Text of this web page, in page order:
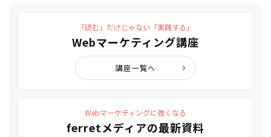
「読む」だけじゃない「実践する」
Webマーケティング講座
講座一覧へ
Webマーケティングに強くなる
ferretメディアの最新資料